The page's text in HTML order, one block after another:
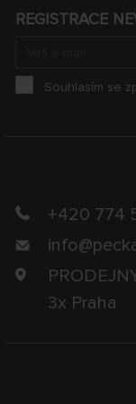
+420 774
info@
3x Praha
REGISTRACE
Souhlasím se